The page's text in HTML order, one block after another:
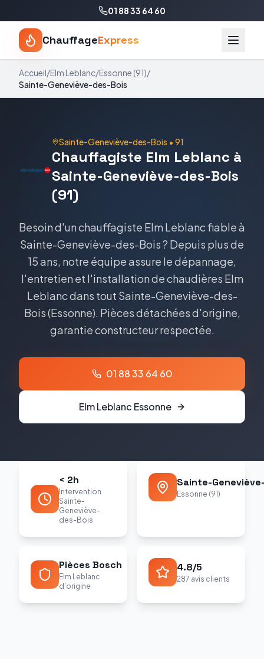
01 88 33 64 60
ChauffageExpress
Accueil/Elm Leblanc/Essonne (91)/
Sainte-Geneviève-des-Bois
Sainte-Geneviève-des-Bois • 91
Chauffagiste Elm Leblanc à
Sainte-Geneviève-des-Bois
(91)
Besoin d'un chauffagiste Elm Leblanc fiable à
Sainte-Geneviève-des-Bois ? Depuis plus de
15 ans, notre équipe assure le dépannage,
l'entretien et l'installation de chaudières Elm
Leblanc dans tout Sainte-Geneviève-des-
Bois (Essonne). Pièces détachées d'origine,
garantie constructeur respectée.
01 88 33 64 60
Elm Leblanc Essonne
< 2h
Intervention
Sainte-
Geneviève-
des-Bois
Sainte-
Essonne (91)
Pièces Bosch
Elm Leblanc
d'origine
4.8/5
287 avis clients